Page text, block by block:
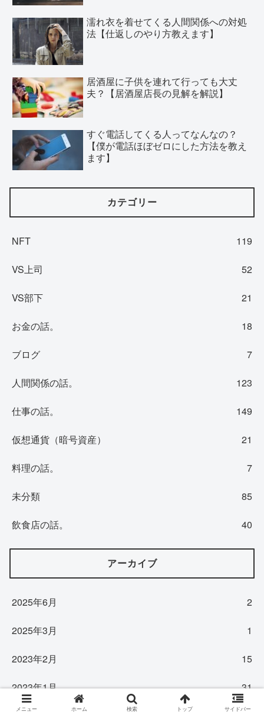
濡れ衣を着せてくる人間関係への対処
法【仕返しのやり方教えます】
居酒屋に子供を連れて行っても大丈
夫？【居酒屋店長の見解を解説】
すぐ電話してくる人ってなんなの？
【僕が電話ほぼゼロにした方法を教え
ます】
カテゴリー
NFT 119
VS上司 52
VS部下 21
お金の話。 18
ブログ 7
人間関係の話。 123
仕事の話。 149
仮想通貨（暗号資産） 21
料理の話。 7
未分類 85
飲食店の話。 40
アーカイブ
2025年6月 2
2025年3月 1
2023年2月 15
2023年1月 31
2022年12月 31
メニュー ホーム 検索 トップ サイドバー